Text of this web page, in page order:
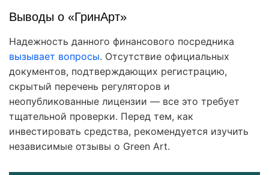
Выводы о «ГринАрт»
Надежность данного финансового посредника
вызывает вопросы. Отсутствие официальных
документов, подтверждающих регистрацию,
скрытый перечень регуляторов и
неопубликованные лицензии — все это требует
тщательной проверки. Перед тем, как
инвестировать средства, рекомендуется изучить
независимые отзывы о Green Art.